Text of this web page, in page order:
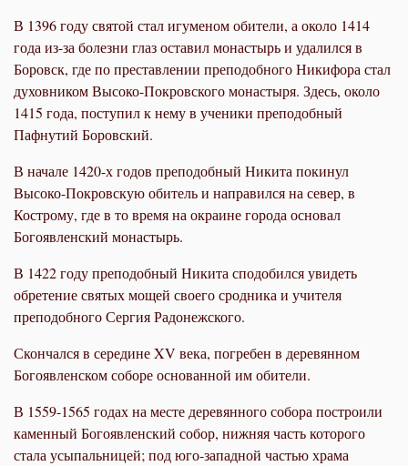
В 1396 году святой стал игуменом обители, а около 1414
года из-за болезни глаз оставил монастырь и удалился в
Боровск, где по преставлении преподобного Никифора стал
духовником Высоко-Покровского монастыря. Здесь, около
1415 года, поступил к нему в ученики преподобный
Пафнутий Боровский.
В начале 1420-х годов преподобный Никита покинул
Высоко-Покровскую обитель и направился на север, в
Кострому, где в то время на окраине города основал
Богоявленский монастырь.
В 1422 году преподобный Никита сподобился увидеть
обретение святых мощей своего сродника и учителя
преподобного Сергия Радонежского.
Скончался в середине XV века, погребен в деревянном
Богоявленском соборе основанной им обители.
В 1559-1565 годах на месте деревянного собора построили
каменный Богоявленский собор, нижняя часть которого
стала усыпальницей; под юго-западной частью храма